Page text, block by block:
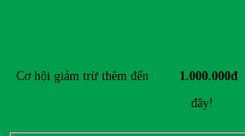
Cơ hội giảm trừ thêm đến 1.000.000đ
đây!